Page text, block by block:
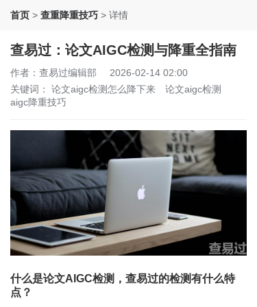
首页 > 查重降重技巧 > 详情
查易过：论文AIGC检测与降重全指南
作者：查易过编辑部
2026-02-14 02:00
关键词： 论文aigc检测怎么降下来
论文aigc检测
aigc降重技巧
什么是论文AIGC检测，查易过的检测有什么特
点？